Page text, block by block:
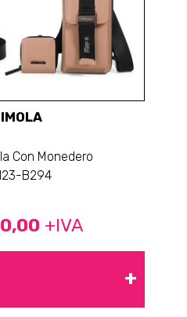
Con Monedero
B294
+IVA
+